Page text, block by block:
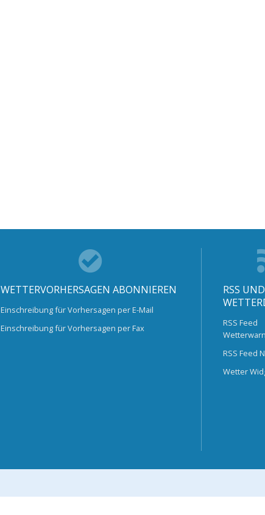
WETTERVORHERSAGEN ABONNIEREN
Einschreibung für Vorhersagen per E-Mail
Einschreibung für Vorhersagen per Fax
RSS UND
RSS Feed
RSS Feed
Wetter